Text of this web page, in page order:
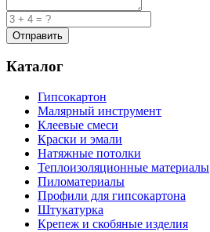
Каталог
Гипсокартон
Малярный инструмент
Клеевые смеси
Краски и эмали
Натяжные потолки
Теплоизоляционные материалы
Пиломатериалы
Профили для гипсокартона
Штукатурка
Крепеж и скобяные изделия